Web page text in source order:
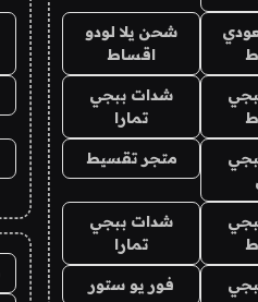
شحن يلا لودو
اقساط
شدات ببجي
تمارا
متجر تقسيط
شدات ببجي
تمارا
فور يو ستور